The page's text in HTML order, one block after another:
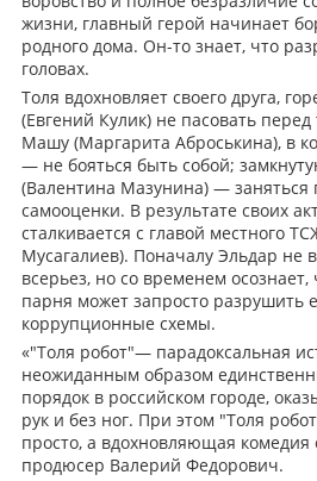
жизни, главный герой начинает
родного дома. Он-то знает, что
головах.
Толя вдохновляет своего друга,
(Евгений Кулик) не пасовать
Машу (Маргарита Аброськина), в
— не бояться быть собой;
(Валентина Мазунина) —
самооценки. В результате своих
сталкивается с главой местного
Мусагалиев). Поначалу Эльдар не
всерьез, но со временем осознает,
парня может запросто разрушить
коррупционные схемы.
«"Толя робот"— парадоксальная
неожиданным образом
порядок в российском городе,
рук и без ног. При этом "Толя
просто, а вдохновляющая
продюсер Валерий Федорович.